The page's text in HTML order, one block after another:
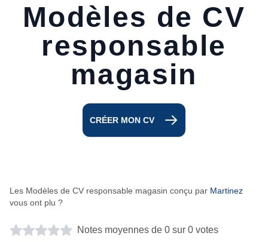
Modèles de CV
responsable
magasin
CRÉER MON CV
Les Modèles de CV responsable magasin conçu par Martinez
vous ont plu ?
Notes moyennes de 0 sur 0 votes